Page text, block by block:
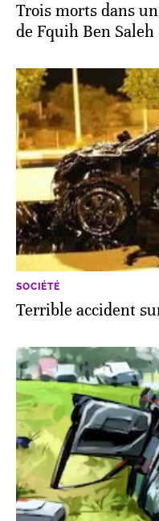
Trois morts dans
de Fquih Ben Saleh
SOCIÉTÉ
Terrible accident